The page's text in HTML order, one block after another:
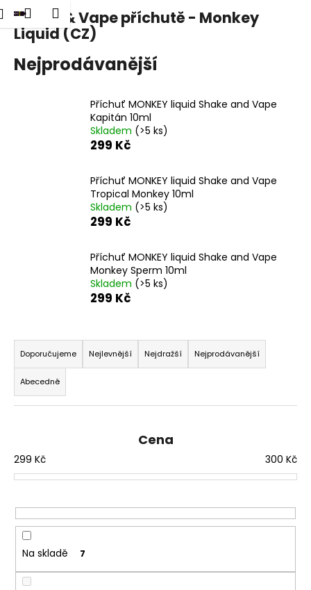
Přejít
na
obsah
Přihlášení
Nákupní
košík
Menu
Shake & Vape příchutě - Monkey
Liquid (CZ)
Nejprodávanější
Příchuť MONKEY liquid Shake and Vape
Kapitán 10ml
Skladem (>5 ks)
299 Kč
Příchuť MONKEY liquid Shake and Vape
Tropical Monkey 10ml
Skladem (>5 ks)
299 Kč
Příchuť MONKEY liquid Shake and Vape
Monkey Sperm 10ml
Skladem (>5 ks)
299 Kč
Ř
a
z
e
n
r
o
u
k
ů
Doporučujeme Nejlevnější Nejdražší Nejprodávanější
Abecedně
Cena
299 Kč 300 Kč
Na skladě 7
K
o Zpět
Zpět
C
j
í
t
?
HLEDAT
D
o
o